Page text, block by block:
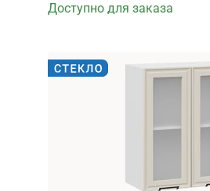
Доступно для заказа